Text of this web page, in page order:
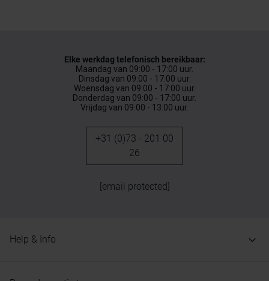
Elke werkdag telefonisch bereikbaar:
Maandag van 09:00 - 17:00 uur.
Dinsdag van 09:00 - 17:00 uur.
Woensdag van 09:00 - 17:00 uur.
Donderdag van 09:00 - 17:00 uur.
Vrijdag van 09:00 - 13:00 uur.
+31 (0)73 - 201 00
26
[email protected]
Help & Info